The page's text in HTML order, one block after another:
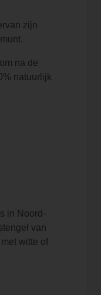
zijn
na de
natuurlijk
in Noord-
van
witte of